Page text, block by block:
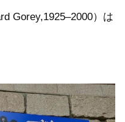
Gorey,1925‒2000）は